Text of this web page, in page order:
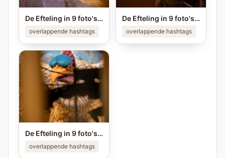
De Efteling in 9 foto's ❤️ Ken jij alle plekken van de foto's? #efteling #themeparks #brabant #pretpark #photo
overlappende hashtags
De Efteling in 9 foto's ❤️ Ken jij alle plekken van de foto's? #efteling #themeparks #brabant #pretpark #photo
overlappende hashtags
De Efteling in 9 foto's ❤️ Ken jij alle plekken van de foto's? #efteling #themeparks #brabant #pretpark #photo
overlappende hashtags